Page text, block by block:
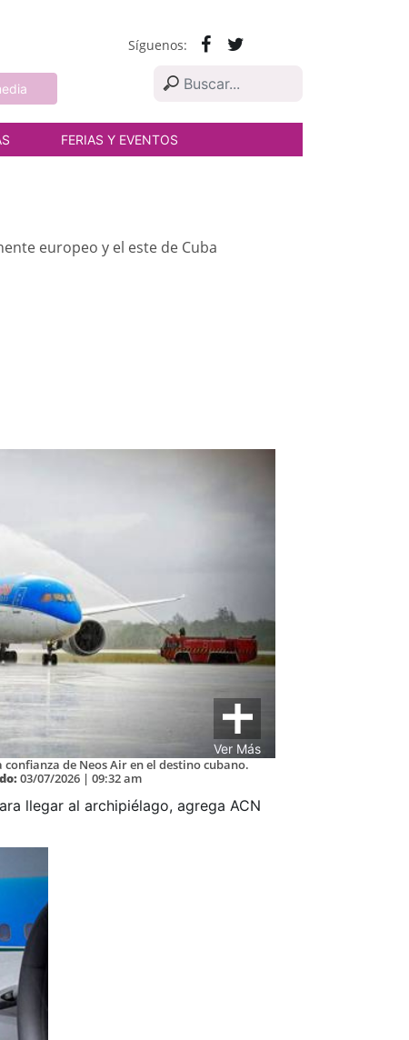
Síguenos:
FERIAS Y EVENTOS
europeo y el este de Cuba
Ver Más
de Neos Air en el destino cubano.
03/07/2026 | 09:32 am
llegar al archipiélago, agrega ACN